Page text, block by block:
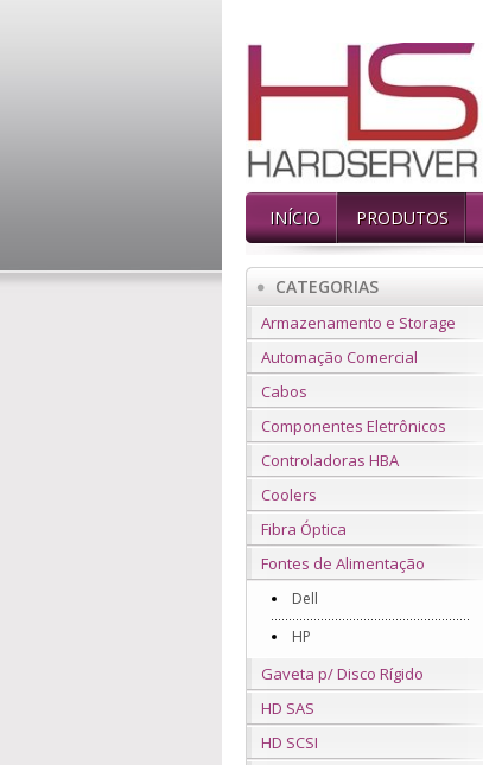
INÍCIO PRODUTOS
CATEGORIAS
Armazenamento e Storage
Automação Comercial
Cabos
Componentes Eletrônicos
Controladoras HBA
Coolers
Fibra Óptica
Fontes de Alimentação
Dell
HP
Gaveta p/ Disco Rígido
HD SAS
HD SCSI